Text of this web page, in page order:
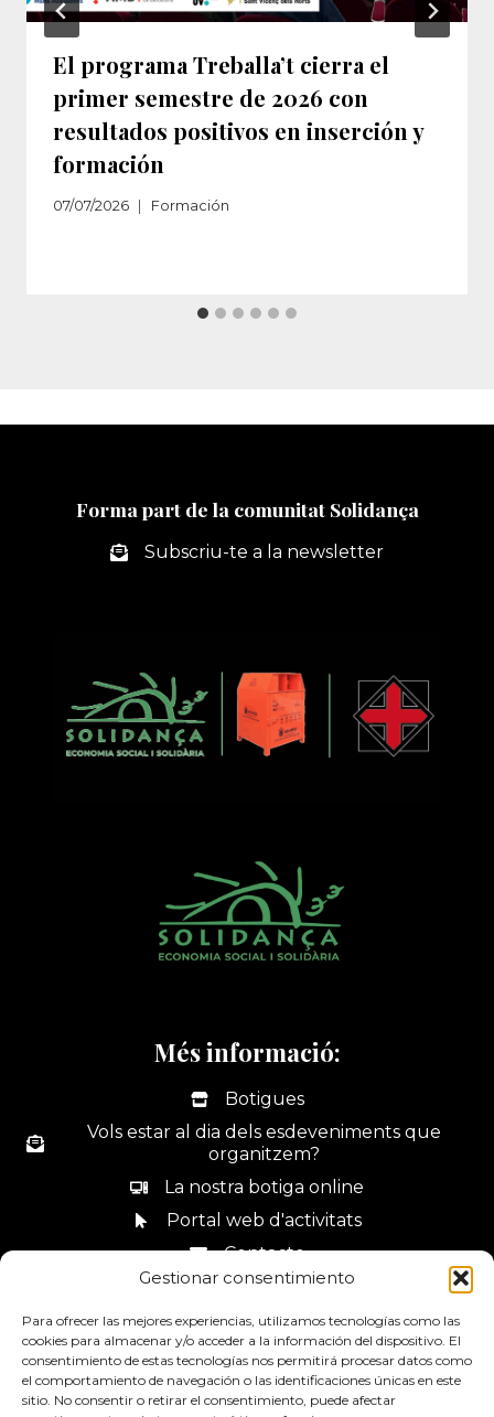
Gestionar consentimiento
Para ofrecer las mejores experiencias, utilizamos tecnologías como las
cookies para almacenar y/o acceder a la información del dispositivo. El
consentimiento de estas tecnologías nos permitirá procesar datos como
el comportamiento de navegación o las identificaciones únicas en este
sitio. No consentir o retirar el consentimiento, puede afectar
El programa Treballa’t cierra el
primer semestre de 2026 con
resultados positivos en inserción y
formación
07/07/2026 Formación
Forma part de la comunitat Solidança
Subscriu-te a la newsletter
Més informació:
Botigues
Vols estar al dia dels esdeveniments que
organitzem?
La nostra botiga online
Portal web d'activitats
Contacte
Canal de denúncies